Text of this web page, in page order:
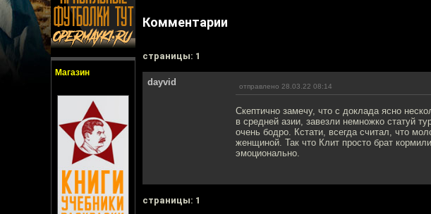
Магазин
Комментарии
cтраницы: 1
dayvid отправлено 28.03.22 08:14
Скептично замечу, что с доклада ясно
в средней азии, завезли немножко статуй
очень бодро. Кстати, всегда считал, что
женщиной. Так что Клит просто брат
эмоционально.
cтраницы: 1